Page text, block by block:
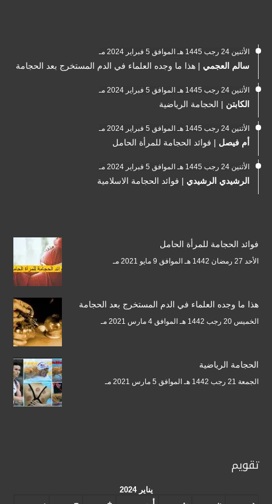
الأثنين 24 رجب 1445 هـ الموافق 5 فبراير 2024 مـ
سالم العجمي | هذا ما وجده العلماء في الدم المستخرج بعد الحجامة
الأثنين 24 رجب 1445 هـ الموافق 5 فبراير 2024 مـ
الكابتن | الحجامة الرياضية
الأثنين 24 رجب 1445 هـ الموافق 5 فبراير 2024 مـ
أم فيصل | فوائد الحجامة للمرأة الحامل
الأثنين 24 رجب 1445 هـ الموافق 5 فبراير 2024 مـ
الرشيدي الرشيدي | فوائد الحجامة الاسلامية
فوائد الحجامة للمرأة الحامل
الأحد 27 رمضان 1442 هـ الموافق 9 مايو 2021 مـ
هذا ما وجده العلماء في الدم المستخرج بعد الحجامة
الخميس 20 رجب 1442 هـ الموافق 4 مارس 2021 مـ
الحجامة الرياضية
الجمعة 21 رجب 1442 هـ الموافق 5 مارس 2021 مـ
تقويم
يناير 2024